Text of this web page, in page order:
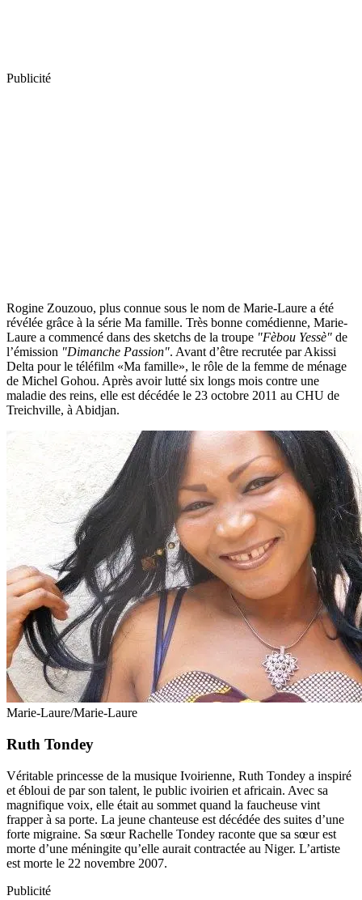
Publicité
Rogine Zouzouo, plus connue sous le nom de Marie-Laure a été
révélée grâce à la série Ma famille. Très bonne comédienne, Marie-
Laure a commencé dans des sketchs de la troupe "Fèbou Yessè" de
l’émission "Dimanche Passion". Avant d’être recrutée par Akissi
Delta pour le téléfilm «Ma famille», le rôle de la femme de ménage
de Michel Gohou. Après avoir lutté six longs mois contre une
maladie des reins, elle est décédée le 23 octobre 2011 au CHU de
Treichville, à Abidjan.
Marie-Laure/Marie-Laure
Ruth Tondey
Véritable princesse de la musique Ivoirienne, Ruth Tondey a inspiré
et ébloui de par son talent, le public ivoirien et africain. Avec sa
magnifique voix, elle était au sommet quand la faucheuse vint
frapper à sa porte. La jeune chanteuse est décédée des suites d’une
forte migraine. Sa sœur Rachelle Tondey raconte que sa sœur est
morte d’une méningite qu’elle aurait contractée au Niger. L’artiste
est morte le 22 novembre 2007.
Publicité